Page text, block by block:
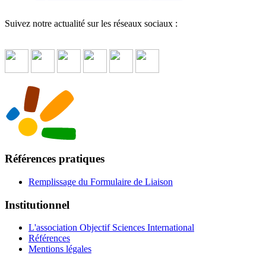
Suivez notre actualité sur les réseaux sociaux :
Références pratiques
Remplissage du Formulaire de Liaison
Institutionnel
L'association Objectif Sciences International
Références
Mentions légales